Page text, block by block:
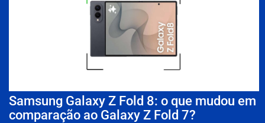
Samsung Galaxy Z Fold 8: o que mudou em
comparação ao Galaxy Z Fold 7?